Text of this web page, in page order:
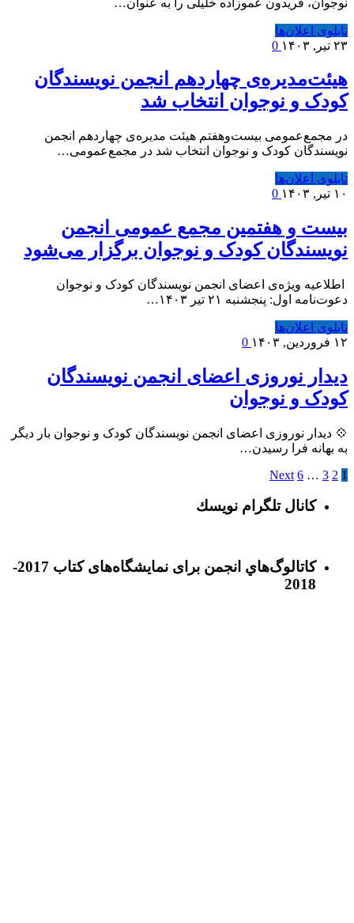
تابلوی اعلان‌ها
۲۳ تیر, ۱۴۰۳
هیئت‌مدیره‌ی چهاردهم انجمن نویسندگان
کودک و نوجوان انتخاب شد
در مجمع‌عمومی بیست‌وهفتم هیئت مدیره‌ی چهاردهم انجمن
نویسندگان کودک و نوجوان انتخاب شد در مجمع‌عمومی…
تابلوی اعلان‌ها
۱۰ تیر, ۱۴۰۳
بیست و هفتمین مجمع عمومی انجمن
نویسندگان کودک و نوجوان برگزار می‌شود
‍ اطلاعیه ویژه‌ی اعضای انجمن نویسندگان کودک و نوجوان
دعوت‌نامه اول: پنجشنبه ۲۱ تیر ۱۴۰۳…
تابلوی اعلان‌ها
۱۲ فروردین, ۱۴۰۳
دیدار نوروزی اعضای انجمن نویسندگان
کودک و نوجوان
💠 دیدار نوروزی اعضای انجمن نویسندگان کودک و نوجوان بار دیگر
به بهانه فرا رسیدن…
1
2
3
…
6
Next
كانال تلگرام نويسك
كاتالوگ‌هاي انجمن برای نمايشگاه‌های كتاب 2017-
2018